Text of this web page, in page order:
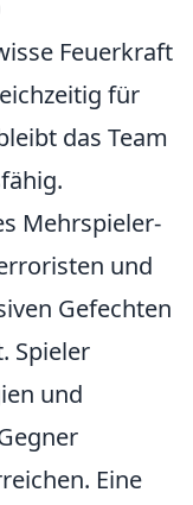
Feuerkraft
für
das Team
Mehrspieler-
und
Gefechten
Spieler
und
Eine